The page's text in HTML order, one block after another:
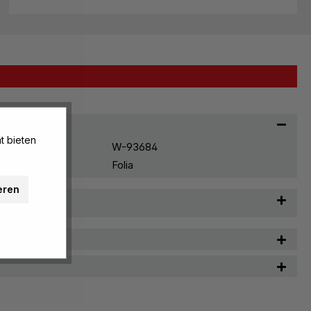
W-93684
Folia
& Pflege
bieten